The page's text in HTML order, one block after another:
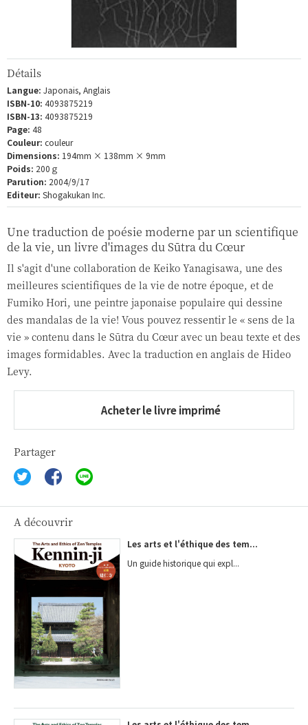
Détails
Langue: Japonais, Anglais
ISBN-10: 4093875219
ISBN-13: 4093875219
Page: 48
Couleur: couleur
Dimensions: 194mm × 138mm × 9mm
Poids: 200ｇ
Parution: 2004/9/17
Editeur: Shogakukan Inc.
Une traduction de poésie moderne par un scientifique
de la vie, un livre d'images du Sūtra du Cœur
Il s'agit d'une collaboration de Keiko Yanagisawa, une des
meilleures scientifiques de la vie de notre époque, et de
Fumiko Hori, une peintre japonaise populaire qui dessine
des mandalas de la vie! Vous pouvez ressentir le « sens de la
vie » contenu dans le Sūtra du Cœur avec un beau texte et des
images formidables. Avec la traduction en anglais de Hideo
Levy.
Acheter le livre imprimé
Partager
A découvrir
Les arts et l'éthique des tem...
Un guide historique qui expl...